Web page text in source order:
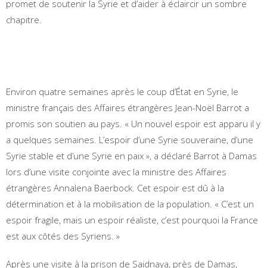
promet de soutenir la Syrie et d’aider à éclaircir un sombre
chapitre.
Environ quatre semaines après le coup d’État en Syrie, le
ministre français des Affaires étrangères Jean-Noël Barrot a
promis son soutien au pays. « Un nouvel espoir est apparu il y
a quelques semaines. L’espoir d’une Syrie souveraine, d’une
Syrie stable et d’une Syrie en paix », a déclaré Barrot à Damas
lors d’une visite conjointe avec la ministre des Affaires
étrangères Annalena Baerbock. Cet espoir est dû à la
détermination et à la mobilisation de la population. « C’est un
espoir fragile, mais un espoir réaliste, c’est pourquoi la France
est aux côtés des Syriens. »
Après une visite à la prison de Saidnaya, près de Damas,